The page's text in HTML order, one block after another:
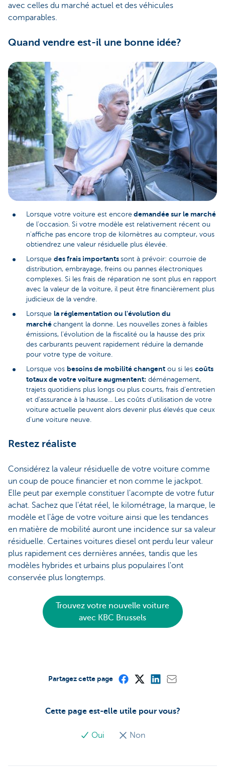
avec celles du marché actuel et des véhicules
comparables.
Quand vendre est-il une bonne idée?
Lorsque votre voiture est encore demandée sur le marché
de l'occasion. Si votre modèle est relativement récent ou
n'affiche pas encore trop de kilomètres au compteur, vous
obtiendrez une valeur résiduelle plus élevée.
Lorsque des frais importants sont à prévoir: courroie de
distribution, embrayage, freins ou pannes électroniques
complexes. Si les frais de réparation ne sont plus en rapport
avec la valeur de la voiture, il peut être financièrement plus
judicieux de la vendre.
Lorsque la réglementation ou l'évolution du
marché changent la donne. Les nouvelles zones à faibles
émissions, l'évolution de la fiscalité ou la hausse des prix
des carburants peuvent rapidement réduire la demande
pour votre type de voiture.
Lorsque vos besoins de mobilité changent ou si les coûts
totaux de votre voiture augmentent: déménagement,
trajets quotidiens plus longs ou plus courts, frais d'entretien
et d'assurance à la hausse... Les coûts d'utilisation de votre
voiture actuelle peuvent alors devenir plus élevés que ceux
d'une voiture neuve.
Restez réaliste
Considérez la valeur résiduelle de votre voiture comme
un coup de pouce financier et non comme le jackpot.
Elle peut par exemple constituer l'acompte de votre futur
achat. Sachez que l'état réel, le kilométrage, la marque, le
modèle et l'âge de votre voiture ainsi que les tendances
en matière de mobilité auront une incidence sur sa valeur
résiduelle. Certaines voitures diesel ont perdu leur valeur
plus rapidement ces dernières années, tandis que les
modèles hybrides et urbains plus populaires l'ont
conservée plus longtemps.
Trouvez votre nouvelle voiture
avec KBC Brussels
Cette page est-elle utile pour vous?
Oui Non
Partagez cette page